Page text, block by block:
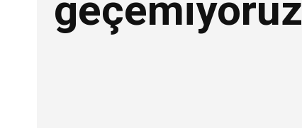
geçemiyoruz